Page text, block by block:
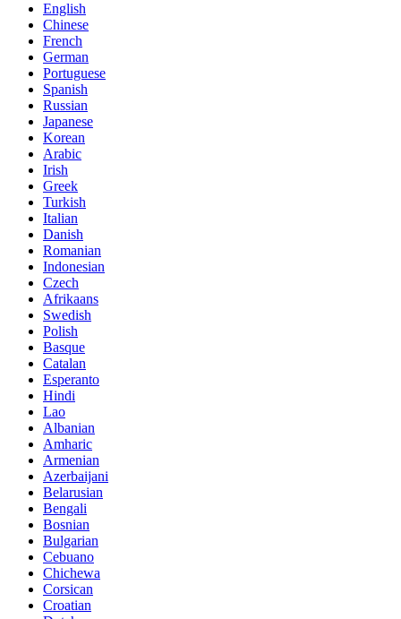
English
Chinese
French
German
Portuguese
Spanish
Russian
Japanese
Korean
Arabic
Irish
Greek
Turkish
Italian
Danish
Romanian
Indonesian
Czech
Afrikaans
Swedish
Polish
Basque
Catalan
Esperanto
Hindi
Lao
Albanian
Amharic
Armenian
Azerbaijani
Belarusian
Bengali
Bosnian
Bulgarian
Cebuano
Chichewa
Corsican
Croatian